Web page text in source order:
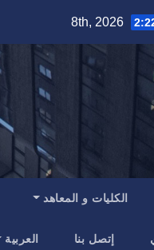
الكليات و المعاهد
إتصل بنا العربية